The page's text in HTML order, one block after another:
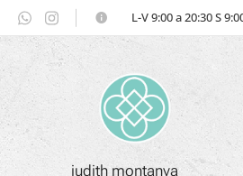
⏲ L-V 9:00 a 20:30 S
judith montanya